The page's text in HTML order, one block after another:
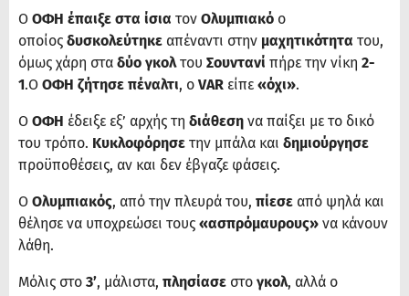
Ο ΟΦΗ έπαιξε στα ίσια τον Ολυμπιακό ο
οποίος δυσκολεύτηκε απέναντι στην μαχητικότητα του,
όμως χάρη στα δύο γκολτου Σουντανί πήρε την νίκη 2-
1.Ο ΟΦΗ ζήτησε πέναλτι, ο VAR είπε «όχι».
Ο ΟΦΗ έδειξε εξ’ αρχής τη διάθεση να παίξει με το δικό
του τρόπο. Κυκλοφόρησε την μπάλα και δημιούργησε
προϋποθέσεις, αν και δεν έβγαζε φάσεις.
Ο Ολυμπιακός, από την πλευρά του, πίεσε από ψηλά και
θέλησε να υποχρεώσει τους «ασπρόμαυρους» να κάνουν
λάθη.
Μόλις στο 3’, μάλιστα, πλησίασε στο γκολ, αλλά ο